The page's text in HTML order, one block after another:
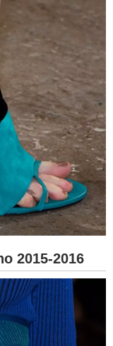
2015-2016